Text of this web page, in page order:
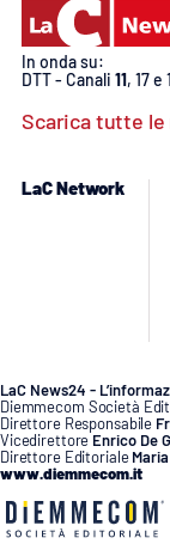
APP
Android
In onda su:
DTT - Canali 11, 17 e
Scarica tutte le
LaC Network
LaC News24 -
Diemmecom Società
Direttore Responsabile
Vicedirettore Enrico De
Direttore Editoriale
www.diemmecom.it